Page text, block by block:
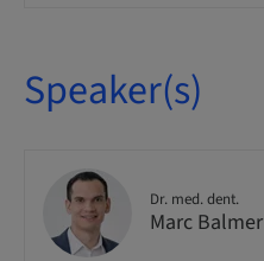
Speaker(s)
Dr. med. dent.
Marc Balmer